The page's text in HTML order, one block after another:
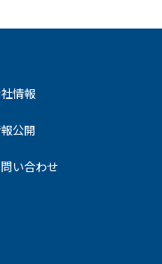
情報
公開
い合わせ